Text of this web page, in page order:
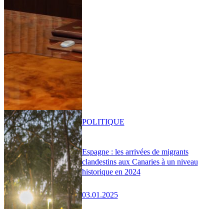
Espagne : les arrivées de migrants
clandestins aux Canaries à un niveau
historique en 2024
03.01.2025
POLITIQUE